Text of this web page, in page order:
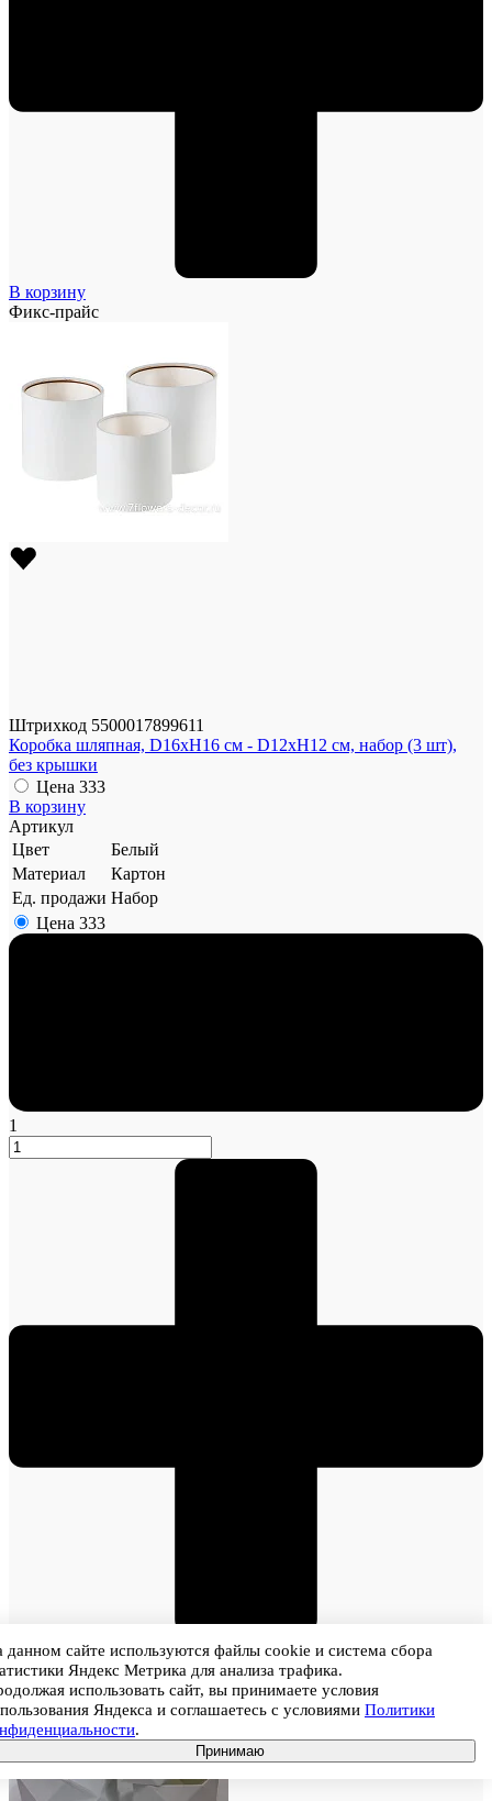
В корзину
Фикс-прайс
Штрихкод 5500017899611
Коробка шляпная, D16xH16 см - D12xH12 см, набор (3 шт),
без крышки
Цена 333
В корзину
Артикул
Цвет
Белый
Материал
Картон
Ед. продажи Набор
Цена 333
1
В корзину
Новинка
данном сайте используются файлы cookie и система сбора
Яндекс Метрика для анализа трафика.
использовать сайт, вы принимаете условия
Яндекса и соглашаетесь с условиями Политики
.
Принимаю